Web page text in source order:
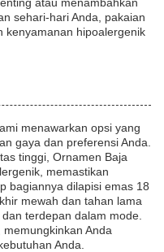
sehari-hari Anda, pakaian
kenyamanan hipoalergenik
menawarkan opsi yang
gaya dan preferensi Anda.
tinggi, Ornamen Baja
memastikan
bagiannya dilapisi emas 18
mewah dan tahan lama
terdepan dalam mode.
Anda
Anda.